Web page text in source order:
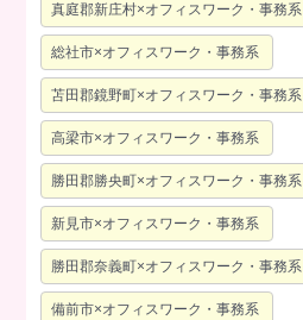
真庭郡新庄村×オフィスワーク・事務系
総社市×オフィスワーク・事務系
苫田郡鏡野町×オフィスワーク・事務系
高梁市×オフィスワーク・事務系
勝田郡勝央町×オフィスワーク・事務系
新見市×オフィスワーク・事務系
勝田郡奈義町×オフィスワーク・事務系
備前市×オフィスワーク・事務系